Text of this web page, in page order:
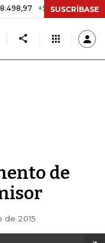
+$ 8.753,81 +2,19%
SUSCRÍBASE
de
de 2015